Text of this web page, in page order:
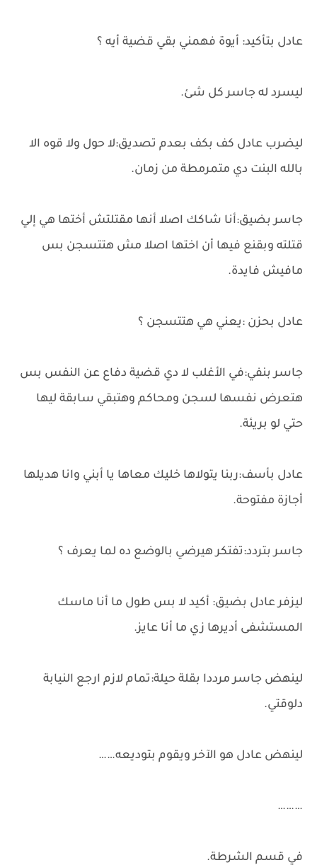
عادل بتأكيد: أيوة فهمني بقي قضية أيه ؟
ليسرد له جاسر كل شئ.
ليضرب عادل كف بكف بعدم تصديق:لا حول ولا قوه الا
بالله البنت دي متمرمطة من زمان.
جاسر بضيق:أنا شاكك اصلا أنها مقتلتش أختها هي إلي
قتلته وبقنع فيها أن اختها اصلا مش هتتسجن بس
مافيش فايدة.
عادل بحزن :يعني هي هتتسجن ؟
جاسر بنفي:في الأغلب لا دي قضية دفاع عن النفس بس
هتعرض نفسها لسجن ومحاكم وهتبقي سابقة ليها
حتي لو بريئة.
عادل بأسف:ربنا يتولاها خليك معاها يا أبني وانا هديلها
أجازة مفتوحة.
جاسر بتردد:تفتكر هيرضي بالوضع ده لما يعرف ؟
ليزفر عادل بضيق: أكيد لا بس طول ما أنا ماسك
المستشفى أديرها زي ما أنا عايز.
لينهض جاسر مرددا بقلة حيلة:تمام لازم ارجع النيابة
دلوقتي.
لينهض عادل هو الآخر ويقوم بتوديعه……
………
في قسم الشرطة.